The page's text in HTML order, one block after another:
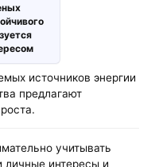
источников энергии
предлагают
учитывать
интересы и